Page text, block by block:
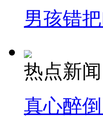
男孩错
热点新闻
真心醉